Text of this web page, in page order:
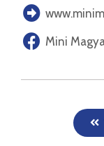
Mini